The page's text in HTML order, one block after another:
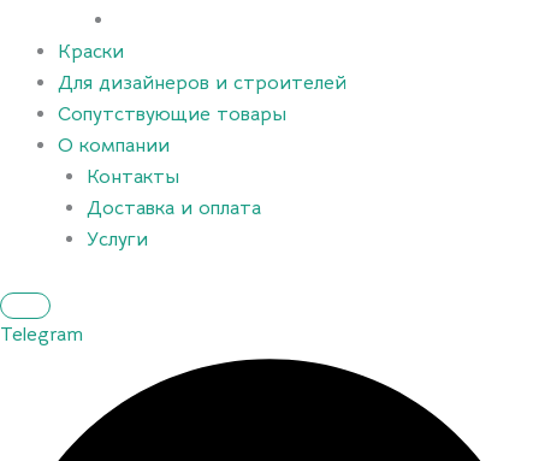
Краски
Для дизайнеров и строителей
Сопутствующие товары
О компании
Контакты
Доставка и оплата
Услуги
Telegram